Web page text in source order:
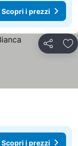
Scopri i prezzi
Condividi
Scopri i prezzi